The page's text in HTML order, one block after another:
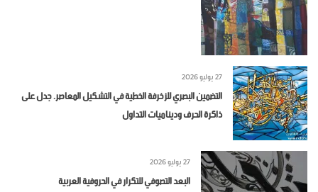
27 يوليو 2026
التضمين البصري للزخرفة الخطية في التشكيل المعاصر. جدل على
ذاكرة الحرف وديناميات التداول
27 يوليو 2026
البعد التصوفي للتكرار في الحروفية العربية